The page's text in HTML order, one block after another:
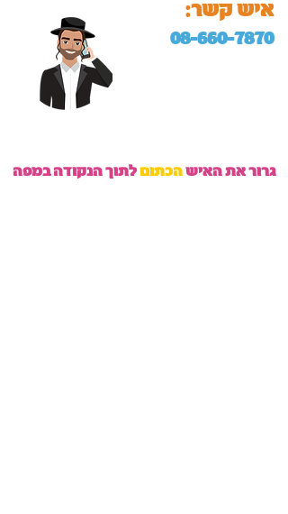
08-660-7870
:איש קשר
גרור את האישהכתוםלתוך הנקודה במפה